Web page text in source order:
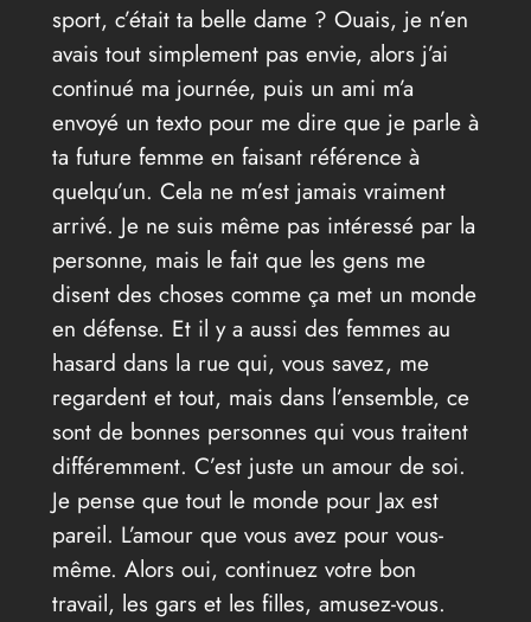
sport, c’était ta belle dame ? Ouais, je n’en
avais tout simplement pas envie, alors j’ai
continué ma journée, puis un ami m’a
envoyé un texto pour me dire que je parle à
ta future femme en faisant référence à
quelqu’un. Cela ne m’est jamais vraiment
arrivé. Je ne suis même pas intéressé par la
personne, mais le fait que les gens me
disent des choses comme ça met un monde
en défense. Et il y a aussi des femmes au
hasard dans la rue qui, vous savez, me
regardent et tout, mais dans l’ensemble, ce
sont de bonnes personnes qui vous traitent
différemment. C’est juste un amour de soi.
Je pense que tout le monde pour Jax est
pareil. L’amour que vous avez pour vous-
même. Alors oui, continuez votre bon
travail, les gars et les filles, amusez-vous.